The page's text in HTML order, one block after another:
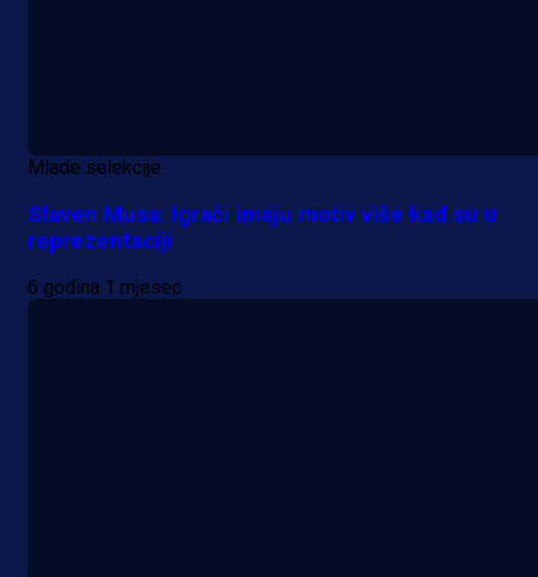
Mlade selekcije
Slaven Musa: Igrači imaju motiv više kad su u
reprezentaciji
6 godina 1 mjesec